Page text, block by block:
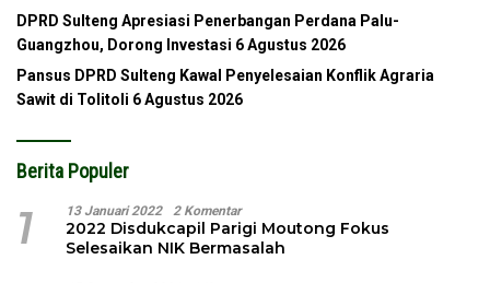
DPRD Sulteng Apresiasi Penerbangan Perdana Palu-
Guangzhou, Dorong Investasi 6 Agustus 2026
Pansus DPRD Sulteng Kawal Penyelesaian Konflik Agraria
Sawit di Tolitoli 6 Agustus 2026
Berita Populer
1 13 Januari 2022 2 Komentar
2022 Disdukcapil Parigi Moutong Fokus
Selesaikan NIK Bermasalah